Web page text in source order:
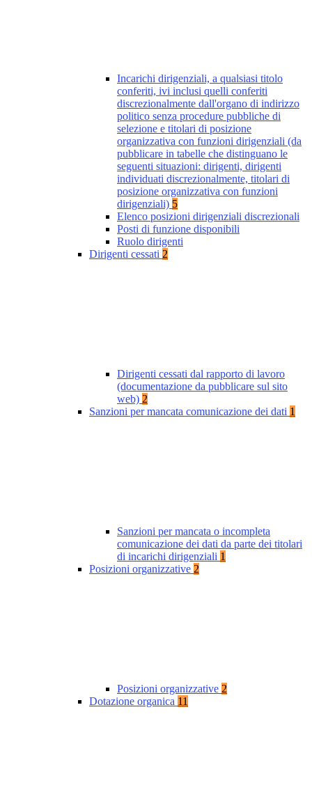
Incarichi dirigenziali, a qualsiasi titolo
conferiti, ivi inclusi quelli conferiti
discrezionalmente dall'organo di indirizzo
politico senza procedure pubbliche di
selezione e titolari di posizione
organizzativa con funzioni dirigenziali (da
pubblicare in tabelle che distinguano le
seguenti situazioni: dirigenti, dirigenti
individuati discrezionalmente, titolari di
posizione organizzativa con funzioni
dirigenziali) 5
Elenco posizioni dirigenziali discrezionali
Posti di funzione disponibili
Ruolo dirigenti
Dirigenti cessati 2
Dirigenti cessati dal rapporto di lavoro
(documentazione da pubblicare sul sito
web) 2
Sanzioni per mancata comunicazione dei dati 1
Sanzioni per mancata o incompleta
comunicazione dei dati da parte dei titolari
di incarichi dirigenziali 1
Posizioni organizzative 2
Posizioni organizzative 2
Dotazione organica 11